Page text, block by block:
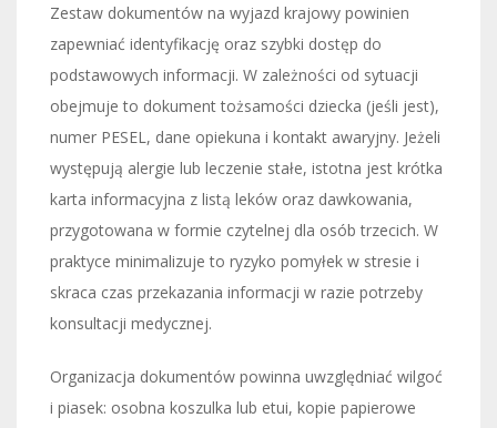
Zestaw dokumentów na wyjazd krajowy powinien
zapewniać identyfikację oraz szybki dostęp do
podstawowych informacji. W zależności od sytuacji
obejmuje to dokument tożsamości dziecka (jeśli jest),
numer PESEL, dane opiekuna i kontakt awaryjny. Jeżeli
występują alergie lub leczenie stałe, istotna jest krótka
karta informacyjna z listą leków oraz dawkowania,
przygotowana w formie czytelnej dla osób trzecich. W
praktyce minimalizuje to ryzyko pomyłek w stresie i
skraca czas przekazania informacji w razie potrzeby
konsultacji medycznej.
Organizacja dokumentów powinna uwzględniać wilgoć
i piasek: osobna koszulka lub etui, kopie papierowe